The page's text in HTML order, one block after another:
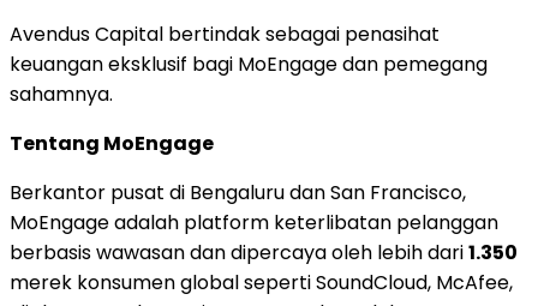
Avendus Capital bertindak sebagai penasihat
keuangan eksklusif bagi MoEngage dan pemegang
sahamnya.
Tentang MoEngage
Berkantor pusat di Bengaluru danSan Francisco,
MoEngage adalah platform keterlibatan pelanggan
berbasis wawasan dan dipercaya oleh lebih dari1.350
merek konsumen global seperti SoundCloud, McAfee,